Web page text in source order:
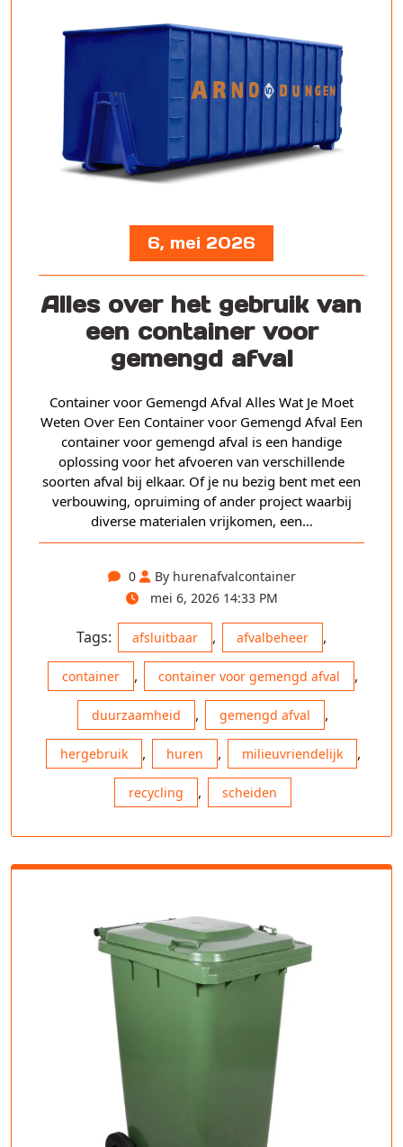
6, mei 2026
Alles over het gebruik van
een container voor
gemengd afval
Container voor Gemengd Afval Alles Wat Je Moet
Weten Over Een Container voor Gemengd Afval Een
container voor gemengd afval is een handige
oplossing voor het afvoeren van verschillende
soorten afval bij elkaar. Of je nu bezig bent met een
verbouwing, opruiming of ander project waarbij
diverse materialen vrijkomen, een…
0
By hurenafvalcontainer
mei 6, 2026 14:33 PM
Tags: afsluitbaar , afvalbeheer ,
container , container voor gemengd afval ,
duurzaamheid , gemengd afval ,
hergebruik , huren , milieuvriendelijk ,
recycling , scheiden